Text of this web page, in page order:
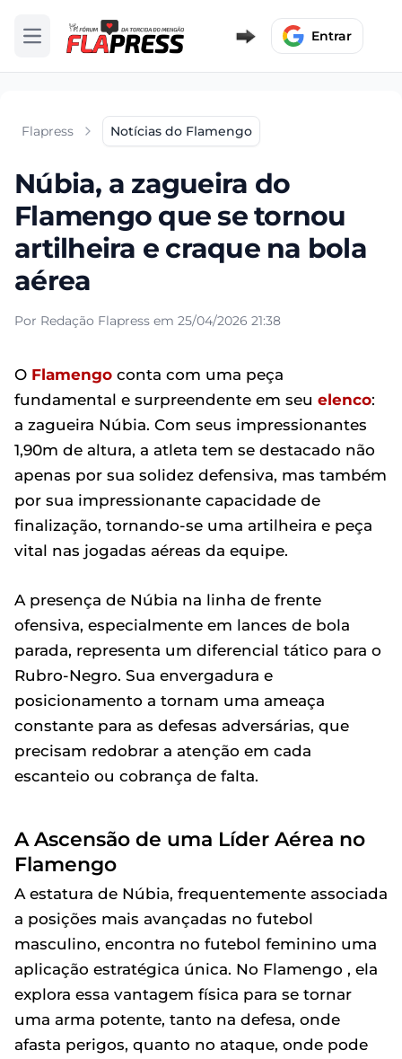
Abrir menu Entrar
Flapress Notícias do Flamengo
Núbia, a zagueira do
Flamengo que se tornou
artilheira e craque na bola
aérea
Por Redação Flapress em 25/04/2026 21:38
O Flamengo conta com uma peça
fundamental e surpreendente em seu elenco:
a zagueira Núbia. Com seus impressionantes
1,90m de altura, a atleta tem se destacado não
apenas por sua solidez defensiva, mas também
por sua impressionante capacidade de
finalização, tornando-se uma artilheira e peça
vital nas jogadas aéreas da equipe.
A presença de Núbia na linha de frente
ofensiva, especialmente em lances de bola
parada, representa um diferencial tático para o
Rubro-Negro. Sua envergadura e
posicionamento a tornam uma ameaça
constante para as defesas adversárias, que
precisam redobrar a atenção em cada
escanteio ou cobrança de falta.
A Ascensão de uma Líder Aérea no
Flamengo
A estatura de Núbia, frequentemente associada
a posições mais avançadas no futebol
masculino, encontra no futebol feminino uma
aplicação estratégica única. No Flamengo , ela
explora essa vantagem física para se tornar
uma arma potente, tanto na defesa, onde
afasta perigos, quanto no ataque, onde pode